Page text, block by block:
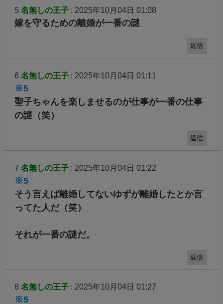
5 名無しの王子: 2025年10月04日 01:08
嫁を守るための離婚が一番の謎
返信
6 名無しの王子: 2025年10月04日 01:11
※5
聖子ちゃんを楽しませるのが仕事が一番の仕事
の謎（笑）
返信
7 名無しの王子: 2025年10月04日 01:22
※5
そう言えば離婚してないゆずが離婚したとか言
ってた人だ（笑）
それが一番の謎だ。
返信
8 名無しの王子: 2025年10月04日 01:27
※5